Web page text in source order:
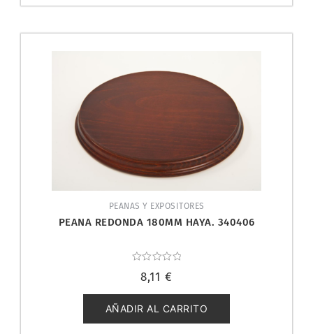
PEANAS Y EXPOSITORES
PEANA REDONDA 180MM HAYA. 340406
con
de
5
8,11 €
AÑADIR AL CARRITO